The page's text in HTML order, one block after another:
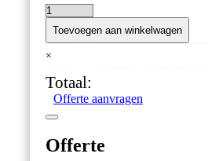
IJkthermometer
'Reference
Thermapen'
–
°C
Nauwkeurig
–
5-
Toevoegen aan winkelwagen
×
Totaal:
Offerte aanvragen
Offerte